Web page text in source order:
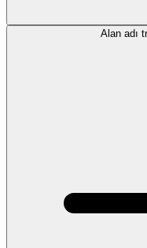
Alan adı